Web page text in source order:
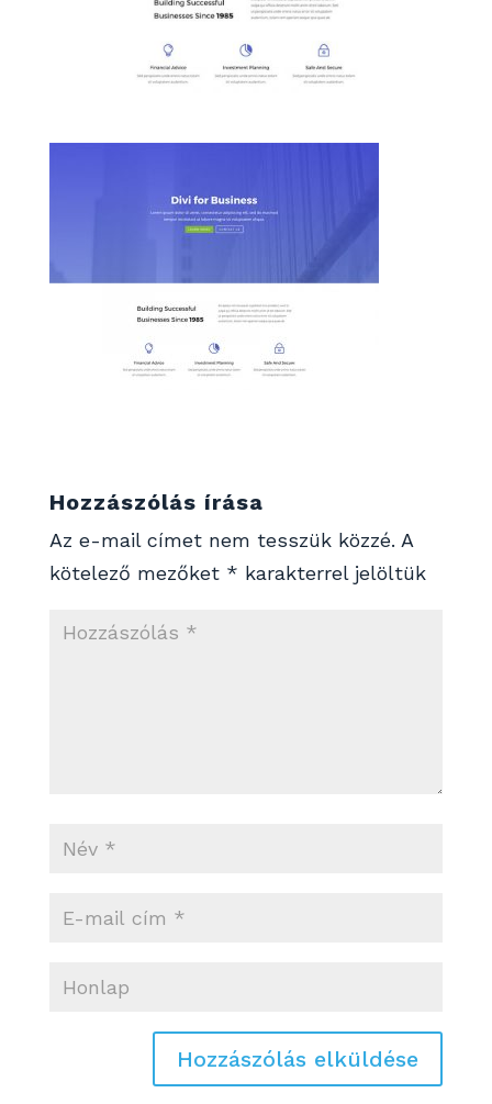
Hozzászólás írása
Az e-mail címet nem tesszük közzé. A
kötelező mezőket * karakterrel jelöltük